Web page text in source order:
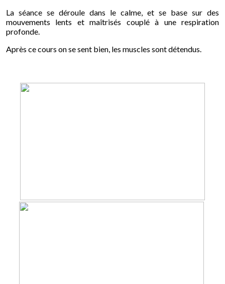
La séance se déroule dans le calme, et se base sur des
mouvements lents et maîtrisés couplé à une respiration
profonde.
Après ce cours on se sent bien, les muscles sont détendus.